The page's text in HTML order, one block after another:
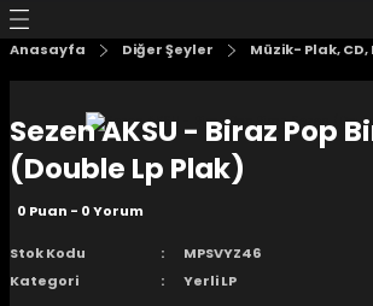
Karakter
Anasayfa Diğer Şeyler Müzik- Plak, CD,
Sezen AKSU - Biraz Pop
(Double Lp Plak)
0 Puan - 0 Yorum
Stok Kodu
MPSVYZ46
Kategori
Yerli LP